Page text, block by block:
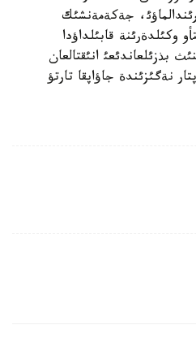
جةكةمةنشئك
وكئلدةرئنة قابئلداؤدا
بذزئلعاندئعئ انئقتالعان
نةگئزئندة جاؤاپقا تارتؤ